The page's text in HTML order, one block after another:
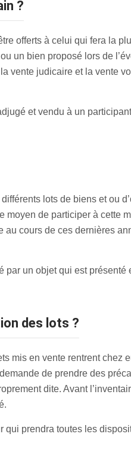
?
offerts à celui qui fera la
un bien proposé lors de
vente judicaire et la vente
et vendu à un
lots de biens et ou
de participer à cette
cours de ces dernières
par un objet qui est
des lots ?
mis en vente rentrent chez
de prendre des
dite. Avant
prendra toutes les